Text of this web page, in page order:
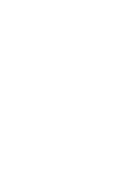
€ (0%). Antes